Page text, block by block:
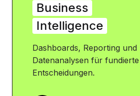
Business
Intelligence
Dashboards, Reporting und
Datenanalysen für fundierte
Entscheidungen.